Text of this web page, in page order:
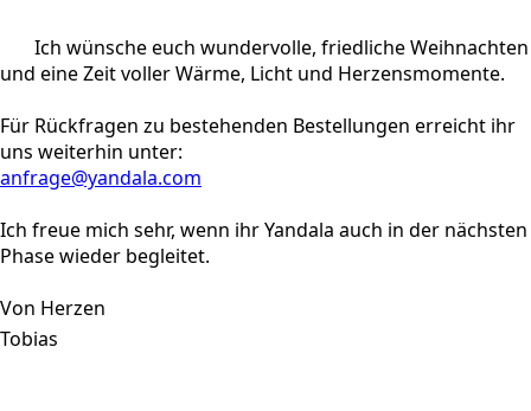
Ich wünsche euch wundervolle, friedliche Weihnachten
und eine Zeit voller Wärme, Licht und Herzensmomente.
Für Rückfragen zu bestehenden Bestellungen erreicht ihr
uns weiterhin unter:
anfrage@yandala.com
Ich freue mich sehr, wenn ihr Yandala auch in der nächsten
Phase wieder begleitet.
Von Herzen
Tobias